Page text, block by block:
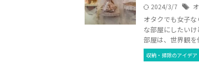
2024/3/7
オタクでも女子
な部屋にしたい
部屋は、世界観を
収納・掃除のアイデア